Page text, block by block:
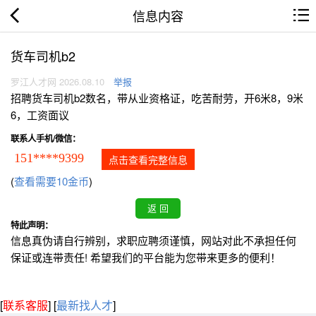
信息内容
货车司机b2
罗江人才网 2026.08.10 举报
招聘货车司机b2数名，带从业资格证，吃苦耐劳，开6米8，9米
6，工资面议
联系人手机/微信：
151****9399 点击查看完整信息
(查看需要10金币)
特此声明：
信息真伪请自行辨别，求职应聘须谨慎，网站对此不承担任何
保证或连带责任! 希望我们的平台能为您带来更多的便利！
[联系客服] [最新找人才]